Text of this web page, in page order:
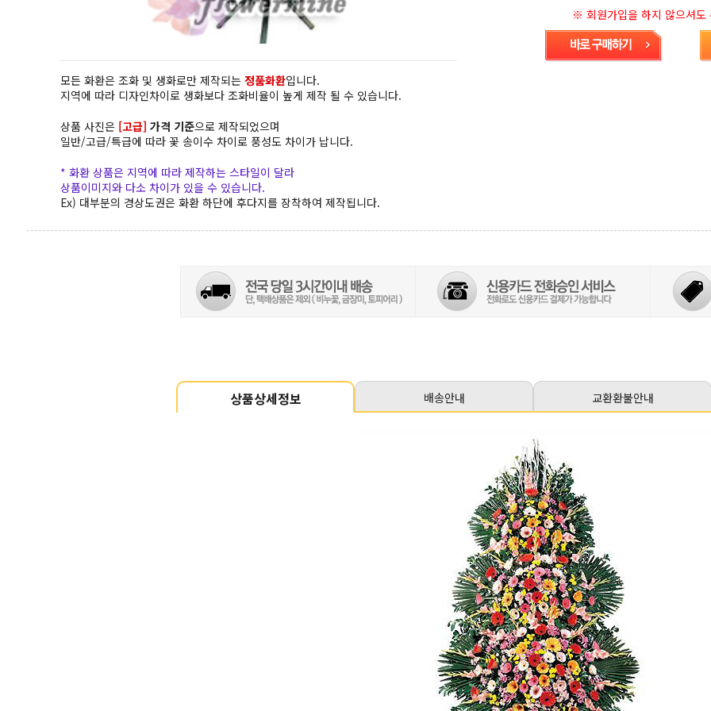
모든 화환은 조화 및 생화로만 제작되는 정품화환입니다.
지역에 따라 디자인차이로 생화보다 조화비율이 높게 제작 될 수 있습니다.
상품 사진은 [고급] 가격 기준으로 제작되었으며
일반/고급/특급에 따라 꽃 송이수 차이로 풍성도 차이가 납니다.
* 화환 상품은 지역에 따라 제작하는 스타일이 달라
상품이미지와 다소 차이가 있을 수 있습니다.
Ex) 대부분의 경상도권은 화환 하단에 후다지를 장착하여 제작됩니다.
※ 회원가입을 하지 않으셔도
상품상세정보 배송안내 교환환불안내